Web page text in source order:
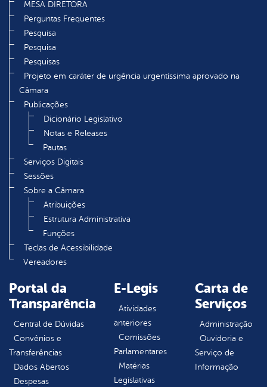
MESA DIRETORA
Perguntas Frequentes
Pesquisa
Pesquisa
Pesquisas
Projeto em caráter de urgência urgentíssima aprovado na
Câmara
Publicações
Dicionário Legislativo
Notas e Releases
Pautas
Serviços Digitais
Sessões
Sobre a Câmara
Atribuições
Estrutura Administrativa
Funções
Teclas de Acessibilidade
Vereadores
Portal da
Transparência
Central de Dúvidas
Convênios e
Transferências
Dados Abertos
Despesas
E-Legis
Atividades
anteriores
Comissões
Parlamentares
Matérias
Legislativas
Carta de
Serviços
Administração
Ouvidoria e
Serviço de
Informação